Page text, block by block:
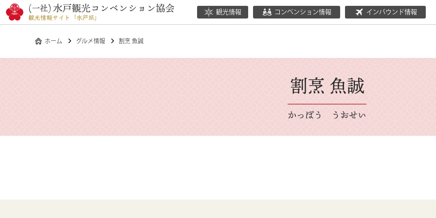
観光情報 コンベンション情報 インバウンド情報
ホーム グルメ情報 割烹 魚誠
割烹 魚誠
かっぽう うおせい